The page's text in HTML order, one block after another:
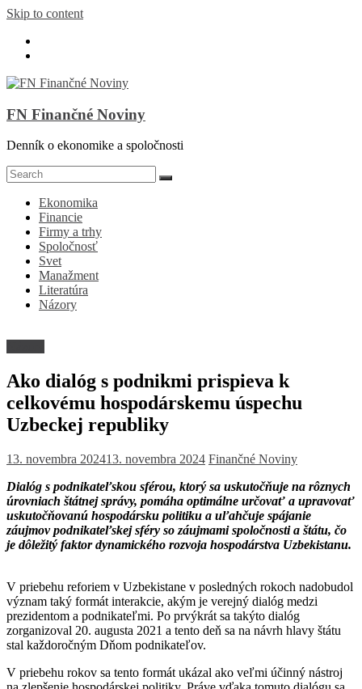
Skip to content
FN Finančné Noviny
Denník o ekonomike a spoločnosti
Ekonomika
Financie
Firmy a trhy
Spoločnosť
Svet
Manažment
Literatúra
Názory
Ako dialóg s podnikmi prispieva k
celkovému hospodárskemu úspechu
Uzbeckej republiky
13. novembra 202413. novembra 2024 Finančné Noviny
Dialóg s podnikateľskou sférou, ktorý sa uskutočňuje na rôznych
úrovniach štátnej správy, pomáha optimálne určovať a upravovať
uskutočňovanú hospodársku politiku a uľahčuje spájanie
záujmov podnikateľskej sféry so záujmami spoločnosti a štátu, čo
je dôležitý faktor dynamického rozvoja hospodárstva Uzbekistanu.
V priebehu reforiem v Uzbekistane v posledných rokoch nadobudol
význam taký formát interakcie, akým je verejný dialóg medzi
prezidentom a podnikateľmi. Po prvýkrát sa takýto dialóg
zorganizoval 20. augusta 2021 a tento deň sa na návrh hlavy štátu
stal každoročným Dňom podnikateľov.
V priebehu rokov sa tento formát ukázal ako veľmi účinný nástroj